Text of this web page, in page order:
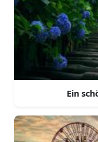
Ein